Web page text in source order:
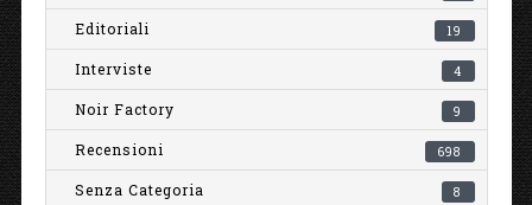
Editoriali 19
Interviste 4
Noir Factory 9
Recensioni 698
Senza Categoria 8